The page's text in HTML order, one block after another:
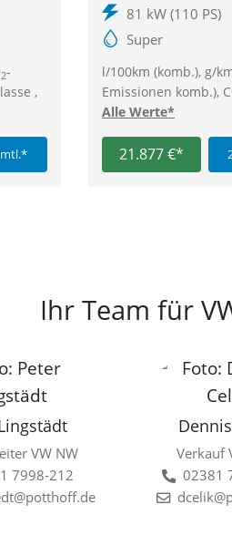
2-
,
81 kW (110 PS)
Super
l/100km (komb.), g/
Emissionen komb.),
Alle Werte*
21.877 €*
Ihr Team für
VW NW
7998-212
Verkauf
02381